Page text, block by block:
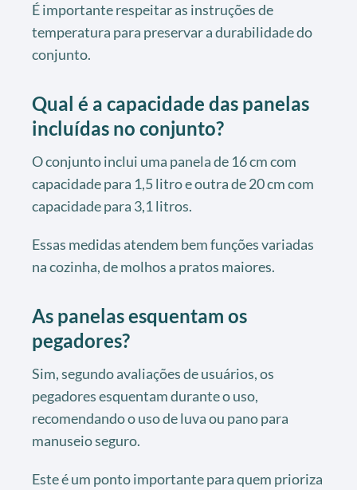
É importante respeitar as instruções de
temperatura para preservar a durabilidade do
conjunto.
Qual é a capacidade das panelas
incluídas no conjunto?
O conjunto inclui uma panela de 16 cm com
capacidade para 1,5 litro e outra de 20 cm com
capacidade para 3,1 litros.
Essas medidas atendem bem funções variadas
na cozinha, de molhos a pratos maiores.
As panelas esquentam os
pegadores?
Sim, segundo avaliações de usuários, os
pegadores esquentam durante o uso,
recomendando o uso de luva ou pano para
manuseio seguro.
Este é um ponto importante para quem prioriza